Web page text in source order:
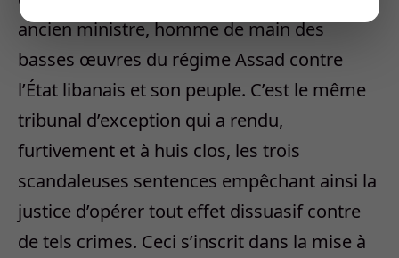
ancien ministre, homme de main des
basses œuvres du régime Assad contre
l’État libanais et son peuple. C’est le même
tribunal d’exception qui a rendu,
furtivement et à huis clos, les trois
scandaleuses sentences empêchant ainsi la
justice d’opérer tout effet dissuasif contre
de tels crimes. Ceci s’inscrit dans la mise à